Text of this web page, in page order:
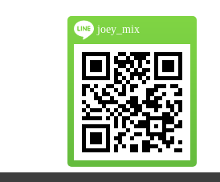
joey_mix